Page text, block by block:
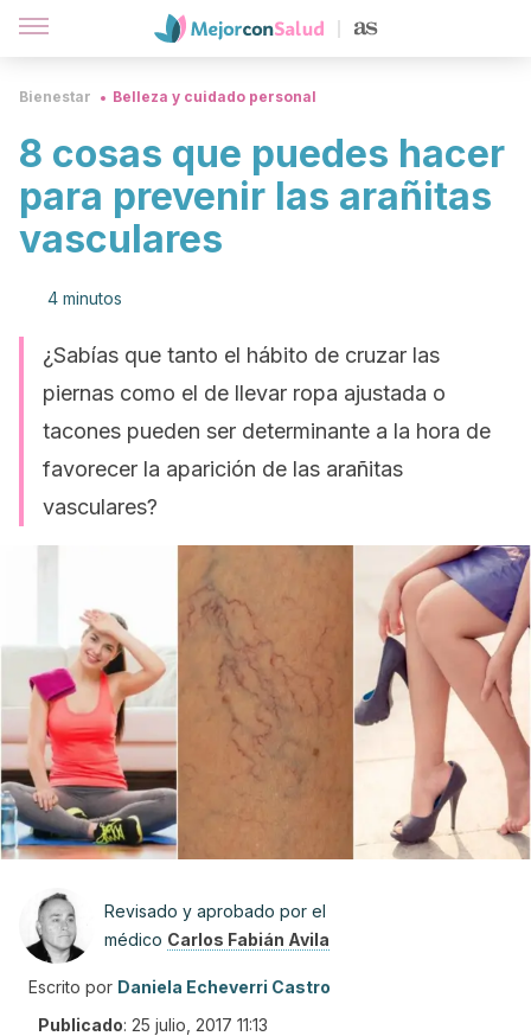
Bienestar Belleza y cuidado personal
8 cosas que puedes hacer
para prevenir las arañitas
vasculares
4 minutos
¿Sabías que tanto el hábito de cruzar las
piernas como el de llevar ropa ajustada o
tacones pueden ser determinante a la hora de
favorecer la aparición de las arañitas
vasculares?
Revisado y aprobado por el
médico Carlos Fabián Avila
Escrito por Daniela Echeverri Castro
Publicado: 25 julio, 2017 11:13